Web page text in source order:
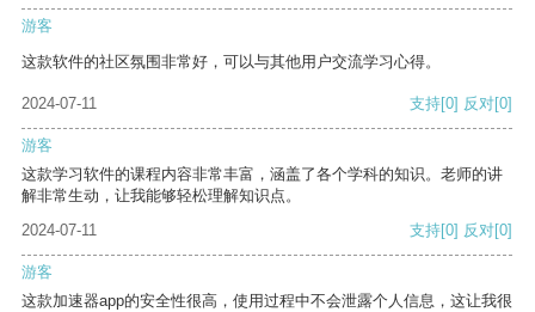
游客
这款软件的社区氛围非常好，可以与其他用户交流学习心得。
2024-07-11 支持[0] 反对[0]
游客
这款学习软件的课程内容非常丰富，涵盖了各个学科的知识。老师的讲
解非常生动，让我能够轻松理解知识点。
2024-07-11
支持[0] 反对[0]
游客
这款加速器app的安全性很高，使用过程中不会泄露个人信息，这让我很